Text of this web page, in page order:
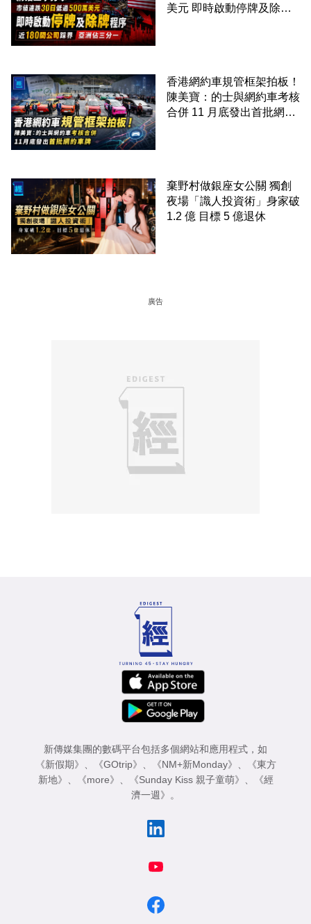
美元 即時啟動停牌及除牌
香港網約車規管框架拍板！
陳美寶：的士與網約車考核
合併 11 月底發出首批網約
棄野村做銀座女公關 獨創
夜場「識人投資術」身家破
1.2 億 目標 5 億退休
廣告
新傳媒集團的數碼平台包括多個網站和應用程式，如
《新假期》
《GOtrip》 《NM+新Monday》
《東方
新地》
《more》 《Sunday Kiss 親子童萌》
《經
濟一週》
。